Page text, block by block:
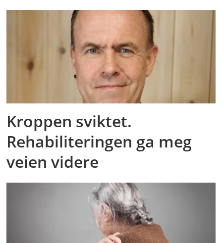
Kroppen sviktet.
Rehabiliteringen ga meg
veien videre